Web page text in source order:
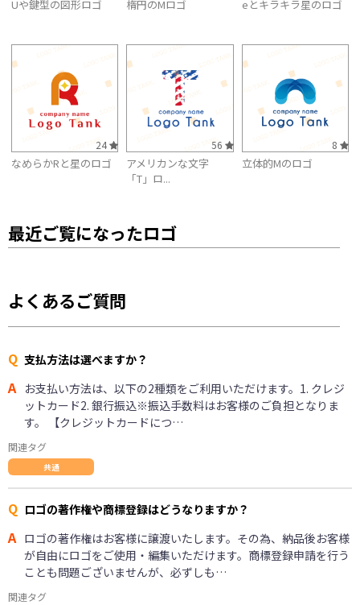
Uや鍵型の図形ロゴ 楕円のMロゴ eとキラキラ星のロゴ
24
なめらかRと星のロゴ
56
アメリカンな文字
「T」ロ...
8
立体的Mのロゴ
最近ご覧になったロゴ
よくあるご質問
Q 支払方法は選べますか？
A お支払い方法は、以下の2種類をご利用いただけます。1. クレジ
ットカード2. 銀行振込※振込手数料はお客様のご負担となりま
す。 【クレジットカードにつ…
関連タグ
共通
Q ロゴの著作権や商標登録はどうなりますか？
A ロゴの著作権はお客様に譲渡いたします。その為、納品後お客様
が自由にロゴをご使用・編集いただけます。商標登録申請を行う
ことも問題ございませんが、必ずしも…
関連タグ